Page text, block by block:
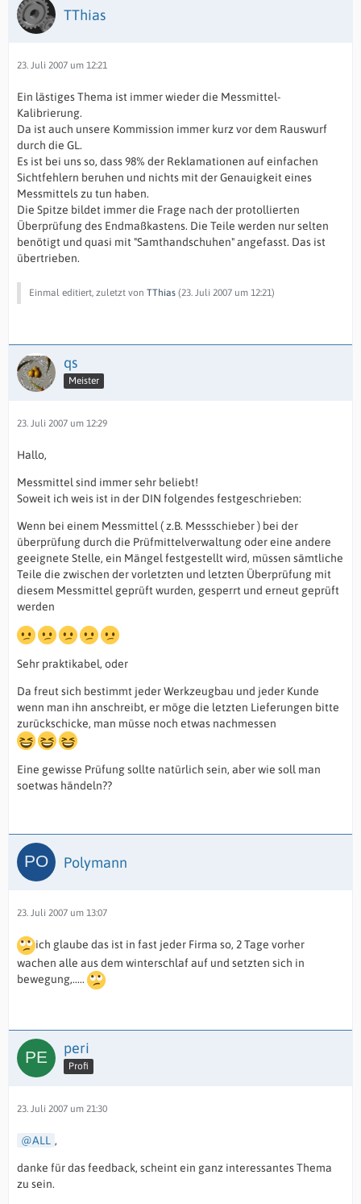
TThias
23. Juli 2007 um 12:21
Ein lästiges Thema ist immer wieder die Messmittel-
Kalibrierung.
Da ist auch unsere Kommission immer kurz vor dem Rauswurf
durch die GL.
Es ist bei uns so, dass 98% der Reklamationen auf einfachen
Sichtfehlern beruhen und nichts mit der Genauigkeit eines
Messmittels zu tun haben.
Die Spitze bildet immer die Frage nach der protollierten
Überprüfung des Endmaßkastens. Die Teile werden nur selten
benötigt und quasi mit "Samthandschuhen" angefasst. Das ist
übertrieben.
Einmal editiert, zuletzt von TThias (23. Juli 2007 um 12:21)
qs
Meister
23. Juli 2007 um 12:29
Hallo,
Messmittel sind immer sehr beliebt!
Soweit ich weis ist in der DIN folgendes festgeschrieben:
Wenn bei einem Messmittel ( z.B. Messschieber ) bei der
überprüfung durch die Prüfmittelverwaltung oder eine andere
geeignete Stelle, ein Mängel festgestellt wird, müssen sämtliche
Teile die zwischen der vorletzten und letzten Überprüfung mit
diesem Messmittel geprüft wurden, gesperrt und erneut geprüft
werden
Sehr praktikabel, oder
Da freut sich bestimmt jeder Werkzeugbau und jeder Kunde
wenn man ihn anschreibt, er möge die letzten Lieferungen bitte
zurückschicke, man müsse noch etwas nachmessen
Eine gewisse Prüfung sollte natürlich sein, aber wie soll man
soetwas händeln??
Polymann
23. Juli 2007 um 13:07
ich glaube das ist in fast jeder Firma so, 2 Tage vorher
wachen alle aus dem winterschlaf auf und setzten sich in
bewegung,.....
peri
Profi
23. Juli 2007 um 21:30
ALL ,
danke für das feedback, scheint ein ganz interessantes Thema
zu sein.